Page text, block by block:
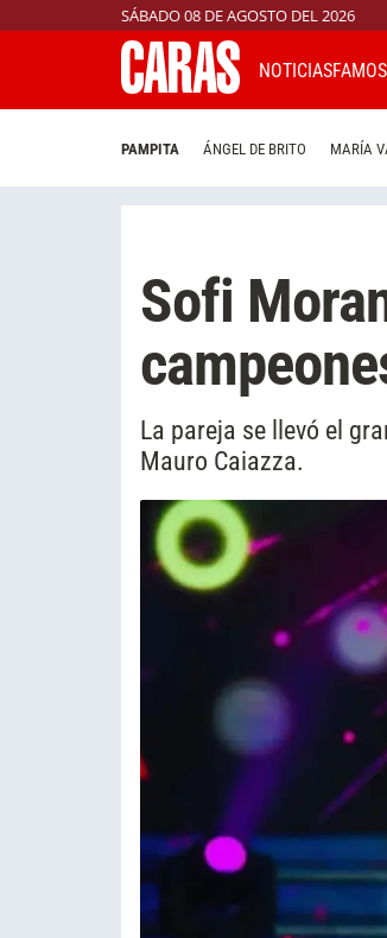
SÁBADO 08 DE AGOSTO DEL 2026
NOTICIAS
PAMPITA ÁNGEL DE BRITO MARÍA
Sofi
La pareja se llevó el
Mauro Caiazza.